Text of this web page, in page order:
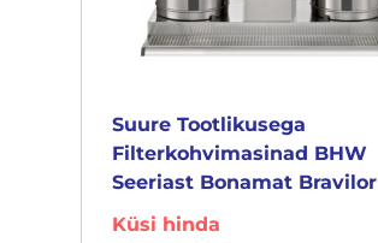
Suure Tootlikusega
Filterkohvimasinad BHW
Seeriast Bonamat Bravilor
Küsi hinda